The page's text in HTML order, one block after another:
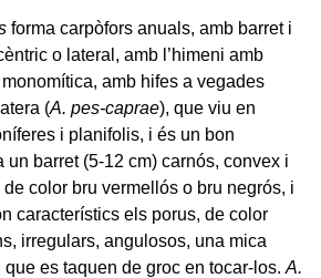
forma carpòfors anuals, amb barret i
o lateral, amb l’himeni amb
monomítica, amb hifes a vegades
(A. pes-caprae), que viu en
i planifolis, i és un bon
un barret (5-12 cm) carnós, convex i
color bru vermellós o bru negrós, i
característics els porus, de color
irregulars, angulosos, una mica
es taquen de groc en tocar-los. A.